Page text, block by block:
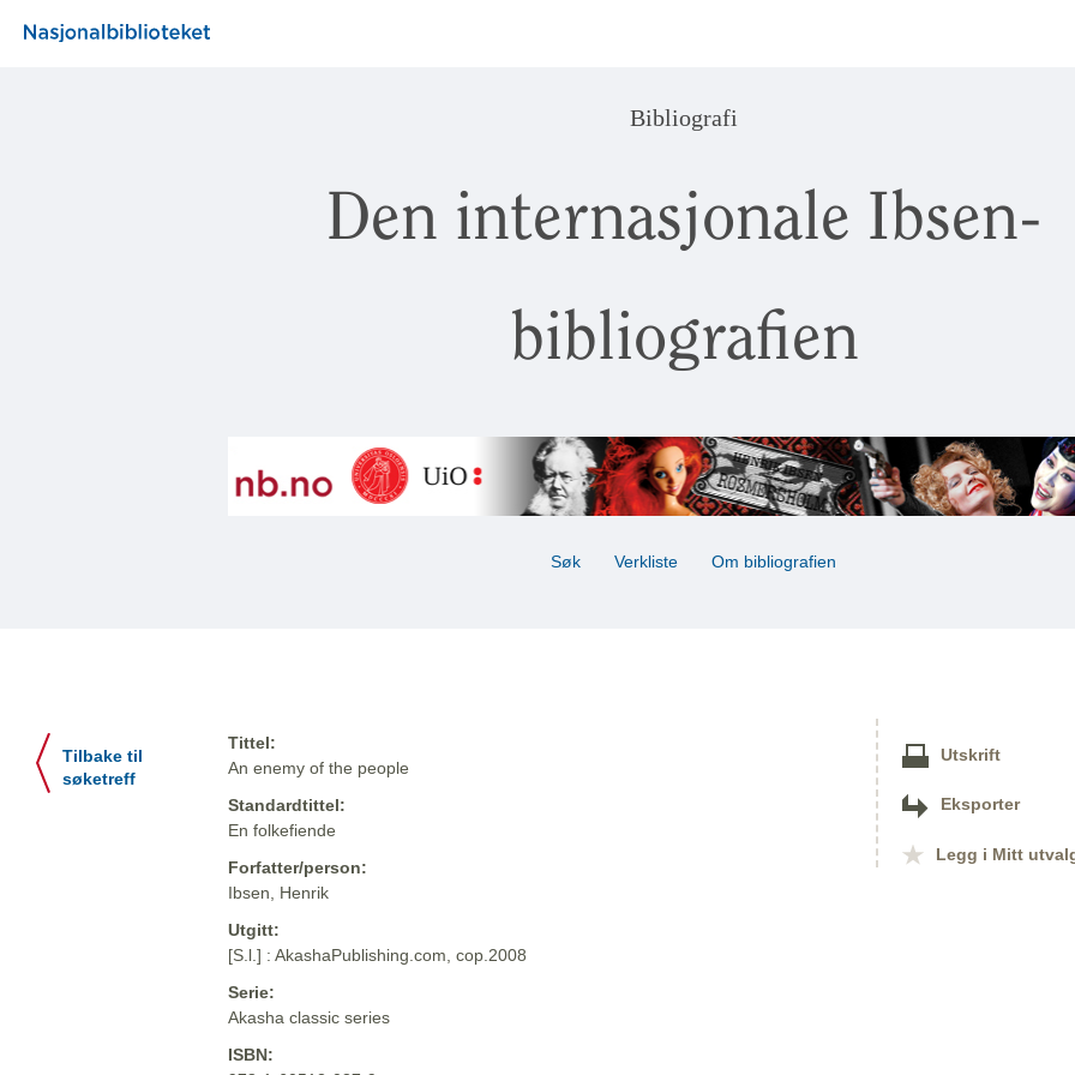
Bibliografi
Den internasjonale Ibsen-
bibliografien
Søk Verkliste Om bibliografien
Tilbake til
søketreff
Tittel:
An enemy of the people
Standardtittel:
En folkefiende
Forfatter/person:
Ibsen, Henrik
Utgitt:
[S.l.] : AkashaPublishing.com, cop.2008
Serie:
Akasha classic series
ISBN:
Utskrift
Eksporter
Legg i Mitt